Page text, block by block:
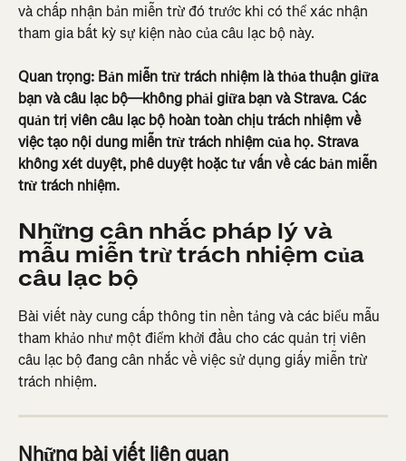
và chấp nhận bản miễn trừ đó trước khi có thể xác nhận
tham gia bất kỳ sự kiện nào của câu lạc bộ này.
Quan trọng: Bản miễn trừ trách nhiệm là thỏa thuận giữa
bạn và câu lạc bộ—không phải giữa bạn và Strava. Các
quản trị viên câu lạc bộ hoàn toàn chịu trách nhiệm về
việc tạo nội dung miễn trừ trách nhiệm của họ. Strava
không xét duyệt, phê duyệt hoặc tư vấn về các bản miễn
trừ trách nhiệm.
Những cân nhắc pháp lý và
mẫu miễn trừ trách nhiệm của
câu lạc bộ
Bài viết này cung cấp thông tin nền tảng và các biểu mẫu
tham khảo như một điểm khởi đầu cho các quản trị viên
câu lạc bộ đang cân nhắc về việc sử dụng giấy miễn trừ
trách nhiệm.
Những bài viết liên quan